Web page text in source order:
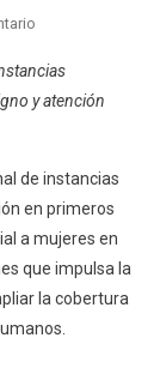
En
A
21
Primeros
Auxilios
Jurídicos
Para
Atender
A
y atención
de instancias
en primeros
a mujeres en
que impulsa la
la cobertura